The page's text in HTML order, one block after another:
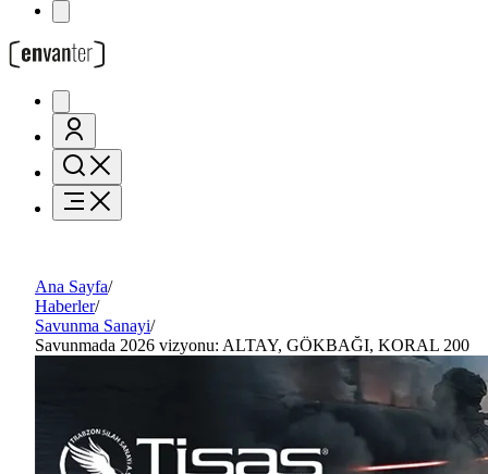
Ana Sayfa/
Haberler/
Savunma Sanayi/
Savunmada 2026 vizyonu: ALTAY, GÖKBAĞI, KORAL 200